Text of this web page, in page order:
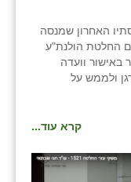
מקרקעי ישראל 1521 מהסתיו האחרון שמנסה
החלטת הולנת"ע
וועדה
ולממש על
קרא עוד...